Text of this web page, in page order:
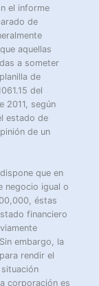
el informe
de
aquellas
a someter
de
del
2011, según
estado de
de un
que en
negocio igual o
éstas
financiero
embargo, la
rendir el
corporación es